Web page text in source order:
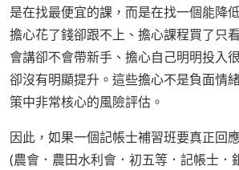
是在找最便宜的課，而是在找一個能降
擔心花了錢卻跟不上、擔心課程買了只
會講卻不會帶新手、擔心自己明明投入
卻沒有明顯提升。這些擔心不是負面情
策中非常核心的風險評估。
因此，如果一個記帳士補習班要真正回
(農會．農田水利會．初五等．記帳士．